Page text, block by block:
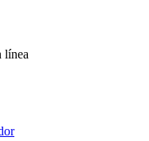
línea